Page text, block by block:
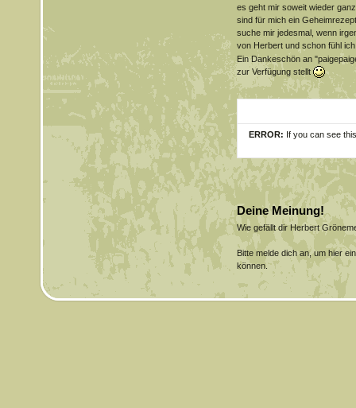
es geht mir soweit wieder
sind für mich ein
suche mir jedesmal, wenn
von Herbert und schon fühl
Ein Dankeschön an
zur Verfügung stellt
ERROR: If you can see
Deine Meinung!
Wie gefällt dir Herbert
Bitte melde dich an, um hier
können.